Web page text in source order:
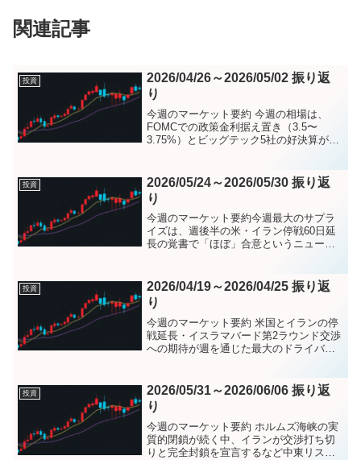
関連記事
投資
2026/04/26～2026/05/02 振り返
り
今週のマーケット要約 今週の相場は、
FOMCでの政策金利据え置き（3.5〜
3.75%）とビッグテック5社の好決算が米
任表明や米最高裁の関税判決、ホルムズ
海峡の事実上...
投資
2026/05/24～2026/05/30 振り返
り
今週のマーケット要約今週最大のサプラ
イズは、週後半の米・イラン停戦60日延
長の覚書で「ほぼ」合意というニュー
高まり、ブレント原油は週前半の106ドル
前後から金曜には9...
投資
2026/04/19～2026/04/25 振り返
り
今週のマーケット要約 米国とイランの停
戦延長・イスラマバード第2ラウンド交渉
への期待が週を通じた最大のドライバー
S&P500は週末に史上最高値を更新。一
方、ホルムズ...
投資
2026/05/31～2026/06/06 振り返
り
今週のマーケット要約 ホルムズ海峡の実
質的閉鎖が続く中、イランが交渉打ち切
りと完全封鎖を宣言するなど中東リスク